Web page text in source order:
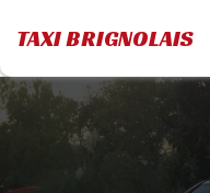
TAXI BRIGNOLAIS